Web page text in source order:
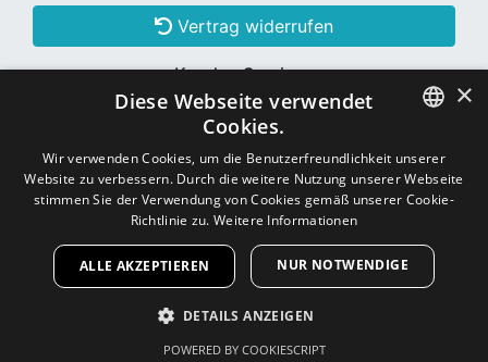
Vertrag widerrufen
Kunden Services
Konto erstellen
Schon Kunde? Einloggen
Copyright © 2026 CNC - Online Shop
GERMAN
×
Diese Webseite verwendet
Cookies.
Wir verwenden Cookies, um die Benutzerfreundlichkeit unserer
Website zu verbessern. Durch die weitere Nutzung unserer Webseite
stimmen Sie der Verwendung von Cookies gemäß unserer Cookie-
Richtlinie zu. Weitere Informationen
ALLE AKZEPTIEREN NUR NOTWENDIGE
DETAILS ANZEIGEN
UNBEDINGT ERFORDERLICH
POWERED BY COOKIESCRIPT